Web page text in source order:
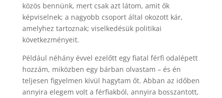
közös bennünk, mert csak azt látom, amit ők
képviselnek; a nagyobb csoport által okozott kár,
amelyhez tartoznak; viselkedésük politikai
következményeit.
Például néhány évvel ezelőtt egy fiatal férfi odalépett
hozzám, miközben egy bárban olvastam – és én
teljesen figyelmen kívül hagytam őt. Abban az időben
annyira elegem volt a férfiakból, annyira bosszantott,